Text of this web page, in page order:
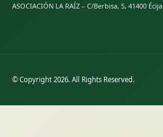
ASOCIACIÓN LA RAÍZ – C/Berbisa, 5, 41400 Écija
© Copyright 2026. All Rights Reserved.